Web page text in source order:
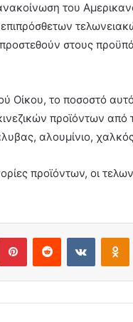
του
στους
Οίκου, το ποσοστό
προϊόντων
αλουμίνιο,
προϊόντων, οι
PinterestReddit